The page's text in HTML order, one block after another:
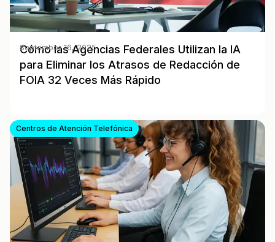
Cómo las Agencias Federales Utilizan la IA
para Eliminar los Atrasos de Redacción de
FOIA 32 Veces Más Rápido
September 16, 2025
Centros de Atención Telefónica